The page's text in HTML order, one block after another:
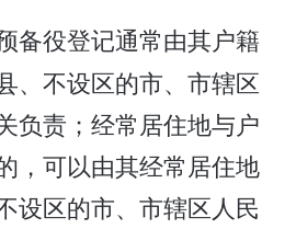
备役登记通常由其户籍
、不设区的市、市辖区
负责；经常居住地与户
，可以由其经常居住地
设区的市、市辖区人民